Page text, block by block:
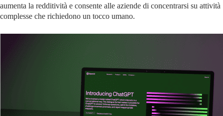
aumenta la redditività e consente alle aziende di concentrarsi su attività
complesse che richiedono un tocco umano.